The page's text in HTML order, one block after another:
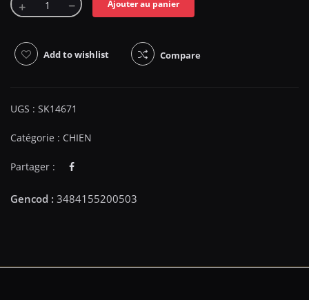
Ajouter au panier
Add to wishlist Compare
UGS : SK14671
Catégorie : CHIEN
Partager :